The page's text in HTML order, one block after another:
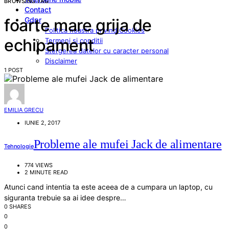
Contact
Gdpr
Politica noastra privind Cookies
Termeni si conditii
Stergerea datelor cu caracter personal
Disclaimer
foarte mare grija de
echipament
1 POST
EMILIA GRECU
IUNIE 2, 2017
TehnologieProbleme ale mufei Jack de alimentare
774 VIEWS
2 MINUTE READ
Atunci cand intentia ta este aceea de a cumpara un laptop, cu
siguranta trebuie sa ai idee despre…
0 SHARES
0
0